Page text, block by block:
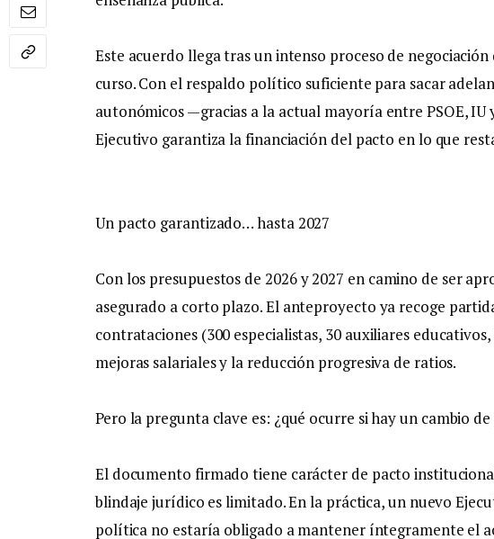
Este acuerdo llega tras un intenso proceso de
curso. Con el respaldo político suficiente para sacar
autonómicos —gracias a la actual mayoría entre PSOE,
Ejecutivo garantiza la financiación del pacto en lo que
Un pacto garantizado… hasta 2027
Con los presupuestos de 2026 y 2027 en camino de ser
asegurado a corto plazo. El anteproyecto ya recoge
contrataciones (300 especialistas, 30 auxiliares
mejoras salariales y la reducción progresiva de ratios.
Pero la pregunta clave es: ¿qué ocurre si hay un cambio
El documento firmado tiene carácter de pacto
blindaje jurídico es limitado. En la práctica, un nuevo
política no estaría obligado a mantener íntegramente el